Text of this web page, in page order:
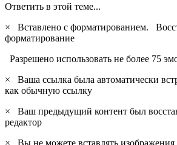
Ответить в этой теме...
×
Вставлено с форматированием.
форматирование
Разрешено использовать не более 75
×
Ваша ссылка была автоматически
как обычную ссылку
×
Ваш предыдущий контент был
редактор
×
Вы не можете вставлять